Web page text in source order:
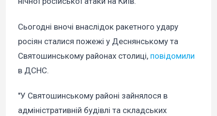
Сьогодні вночі внаслідок ракетного удару
росіян сталися пожежі у Деснянському та
Святошинському районах столиці, повідомили
в ДСНС.
"У Святошинському районі зайнялося в
адміністративній будівлі та складських